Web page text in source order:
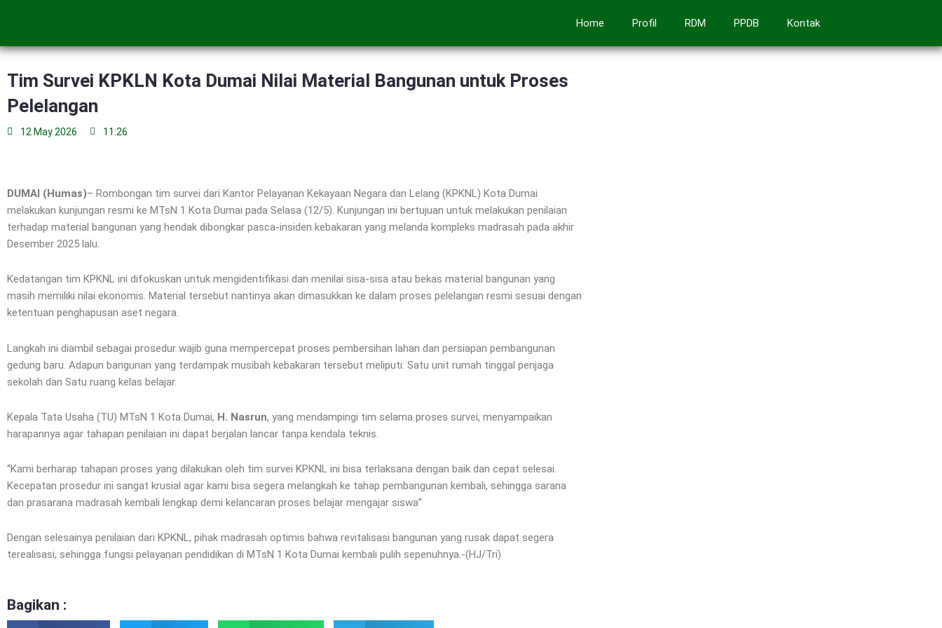
Home Profil RDM PPDB Kontak
Tim Survei KPKLN Kota Dumai Nilai Material Bangunan untuk Proses
Pelelangan
12 May 2026 11:26
DUMAI (Humas)– Rombongan tim survei dari Kantor Pelayanan Kekayaan Negara dan Lelang (KPKNL) Kota Dumai
melakukan kunjungan resmi ke MTsN 1 Kota Dumai pada Selasa (12/5). Kunjungan ini bertujuan untuk melakukan penilaian
terhadap material bangunan yang hendak dibongkar pasca-insiden kebakaran yang melanda kompleks madrasah pada akhir
Desember 2025 lalu.
Kedatangan tim KPKNL ini difokuskan untuk mengidentifikasi dan menilai sisa-sisa atau bekas material bangunan yang
masih memiliki nilai ekonomis. Material tersebut nantinya akan dimasukkan ke dalam proses pelelangan resmi sesuai dengan
ketentuan penghapusan aset negara.
Langkah ini diambil sebagai prosedur wajib guna mempercepat proses pembersihan lahan dan persiapan pembangunan
gedung baru. Adapun bangunan yang terdampak musibah kebakaran tersebut meliputi: Satu unit rumah tinggal penjaga
sekolah dan Satu ruang kelas belajar.
Kepala Tata Usaha (TU) MTsN 1 Kota Dumai, H. Nasrun, yang mendampingi tim selama proses survei, menyampaikan
harapannya agar tahapan penilaian ini dapat berjalan lancar tanpa kendala teknis.
“Kami berharap tahapan proses yang dilakukan oleh tim survei KPKNL ini bisa terlaksana dengan baik dan cepat selesai.
Kecepatan prosedur ini sangat krusial agar kami bisa segera melangkah ke tahap pembangunan kembali, sehingga sarana
dan prasarana madrasah kembali lengkap demi kelancaran proses belajar mengajar siswa”
Dengan selesainya penilaian dari KPKNL, pihak madrasah optimis bahwa revitalisasi bangunan yang rusak dapat segera
terealisasi, sehingga fungsi pelayanan pendidikan di MTsN 1 Kota Dumai kembali pulih sepenuhnya.-(HJ/Tri)
Bagikan :